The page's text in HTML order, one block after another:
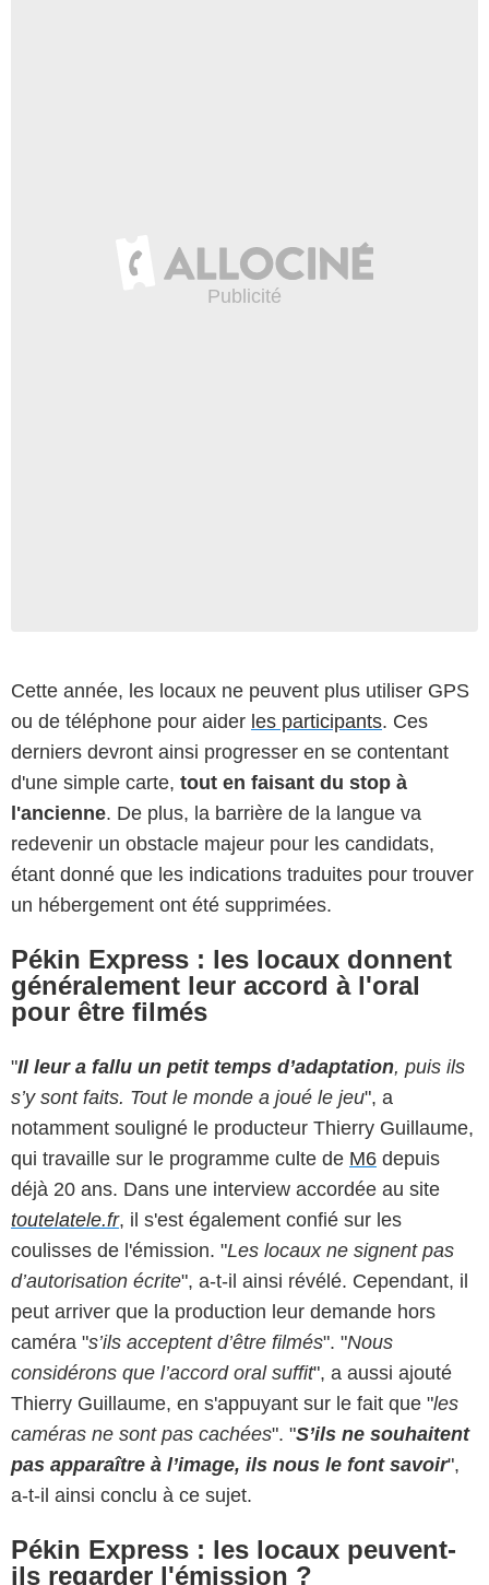
Cette année, les locaux ne peuvent plus utiliser GPS
ou de téléphone pour aider les participants. Ces
derniers devront ainsi progresser en se contentant
d'une simple carte, tout en faisant du stop à
l'ancienne. De plus, la barrière de la langue va
redevenir un obstacle majeur pour les candidats,
étant donné que les indications traduites pour trouver
un hébergement ont été supprimées.
Pékin Express : les locaux donnent
généralement leur accord à l'oral
pour être filmés
"Il leur a fallu un petit temps d’adaptation, puis ils
s’y sont faits. Tout le monde a joué le jeu", a
notamment souligné le producteur Thierry Guillaume,
qui travaille sur le programme culte de M6 depuis
déjà 20 ans. Dans une interview accordée au site
toutelatele.fr, il s'est également confié sur les
coulisses de l'émission. "Les locaux ne signent pas
d’autorisation écrite", a-t-il ainsi révélé. Cependant, il
peut arriver que la production leur demande hors
caméra "s’ils acceptent d’être filmés". "Nous
considérons que l’accord oral suffit", a aussi ajouté
Thierry Guillaume, en s'appuyant sur le fait que "les
caméras ne sont pas cachées". "S’ils ne souhaitent
pas apparaître à l’image, ils nous le font savoir",
a-t-il ainsi conclu à ce sujet.
Pékin Express : les locaux peuvent-
ils regarder l'émission ?